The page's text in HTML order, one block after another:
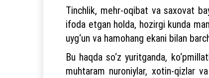
Tinchlik, mehr-oqibat va saxovat
ifoda etgan holda, hozirgi kunda
uyg‘un va hamohang ekani bilan
Bu haqda so‘z yuritganda,
muhtaram nuroniylar, xotin-qizlar